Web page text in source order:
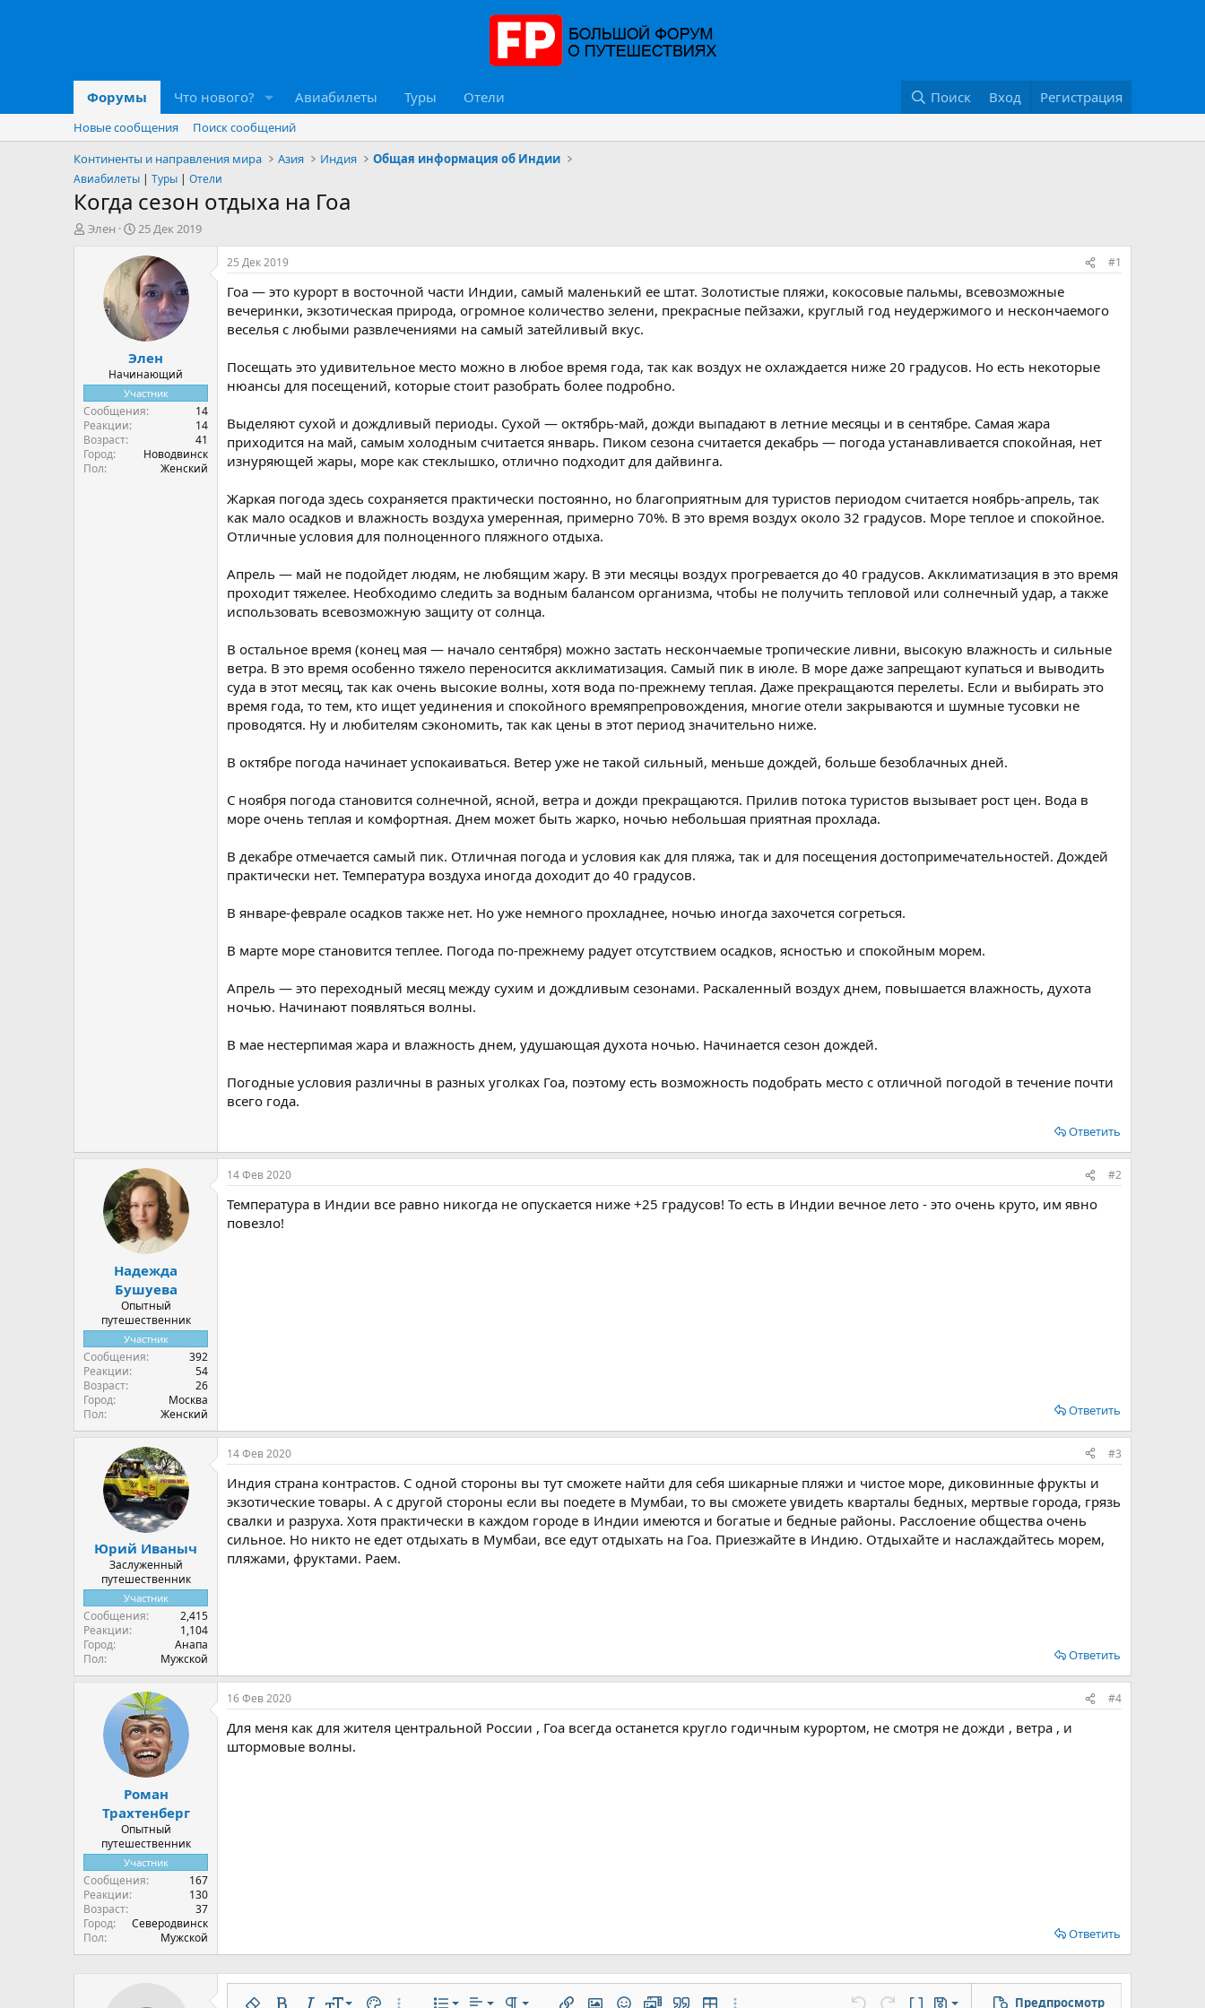
Форумы Что нового? Авиабилеты Туры Отели Поиск Вход Регистрация
Новые сообщения
Поиск сообщений
Континенты и направления мира
Азия Индия Общая информация об Индии
Авиабилеты | Туры | Отели
Когда сезон отдыха на Гоа
А
Элен
Д
т
а
н
а
ч
а
л
а
25 Дек 2019
Элен
Начинающий
Участник
Сообщения
14
Реакции
14
Возраст
41
Город
Новодвинск
Пол
Женский
25 Дек 2019 #1
Гоа — это курорт в восточной части Индии, самый маленький ее штат. Золотистые пляжи, кокосовые пальмы, всевозможные
вечеринки, экзотическая природа, огромное количество зелени, прекрасные пейзажи, круглый год неудержимого и нескончаемого
веселья с любыми развлечениями на самый затейливый вкус.
Посещать это удивительное место можно в любое время года, так как воздух не охлаждается ниже 20 градусов. Но есть некоторые
нюансы для посещений, которые стоит разобрать более подробно.
Выделяют сухой и дождливый периоды. Сухой — октябрь-май, дожди выпадают в летние месяцы и в сентябре. Самая жара
приходится на май, самым холодным считается январь. Пиком сезона считается декабрь — погода устанавливается спокойная, нет
изнуряющей жары, море как стеклышко, отлично подходит для дайвинга.
Жаркая погода здесь сохраняется практически постоянно, но благоприятным для туристов периодом считается ноябрь-апрель, так
как мало осадков и влажность воздуха умеренная, примерно 70%. В это время воздух около 32 градусов. Море теплое и спокойное.
Отличные условия для полноценного пляжного отдыха.
Апрель — май не подойдет людям, не любящим жару. В эти месяцы воздух прогревается до 40 градусов. Акклиматизация в это время
проходит тяжелее. Необходимо следить за водным балансом организма, чтобы не получить тепловой или солнечный удар, а также
использовать всевозможную защиту от солнца.
В остальное время (конец мая — начало сентября) можно застать нескончаемые тропические ливни, высокую влажность и сильные
ветра. В это время особенно тяжело переносится акклиматизация. Самый пик в июле. В море даже запрещают купаться и выводить
суда в этот месяц, так как очень высокие волны, хотя вода по-прежнему теплая. Даже прекращаются перелеты. Если и выбирать это
время года, то тем, кто ищет уединения и спокойного времяпрепровождения, многие отели закрываются и шумные тусовки не
проводятся. Ну и любителям сэкономить, так как цены в этот период значительно ниже.
В октябре погода начинает успокаиваться. Ветер уже не такой сильный, меньше дождей, больше безоблачных дней.
С ноября погода становится солнечной, ясной, ветра и дожди прекращаются. Прилив потока туристов вызывает рост цен. Вода в
море очень теплая и комфортная. Днем может быть жарко, ночью небольшая приятная прохлада.
В декабре отмечается самый пик. Отличная погода и условия как для пляжа, так и для посещения достопримечательностей. Дождей
практически нет. Температура воздуха иногда доходит до 40 градусов.
В январе-феврале осадков также нет. Но уже немного прохладнее, ночью иногда захочется согреться.
В марте море становится теплее. Погода по-прежнему радует отсутствием осадков, ясностью и спокойным морем.
Апрель — это переходный месяц между сухим и дождливым сезонами. Раскаленный воздух днем, повышается влажность, духота
ночью. Начинают появляться волны.
В мае нестерпимая жара и влажность днем, удушающая духота ночью. Начинается сезон дождей.
Погодные условия различны в разных уголках Гоа, поэтому есть возможность подобрать место с отличной погодой в течение почти
всего года.
Ответить
Надежда
Бушуева
Опытный
путешественник
Участник
Сообщения
392
Реакции
54
Возраст
26
Город
Москва
Пол
Женский
14 Фев 2020 #2
Температура в Индии все равно никогда не опускается ниже +25 градусов! То есть в Индии вечное лето - это очень круто, им явно
повезло!
Ответить
Юрий Иваныч
Заслуженный
путешественник
Участник
Сообщения
2,415
Реакции
1,104
Город
Анапа
Пол
Мужской
14 Фев 2020 #3
Индия страна контрастов. С одной стороны вы тут сможете найти для себя шикарные пляжи и чистое море, диковинные фрукты и
экзотические товары. А с другой стороны если вы поедете в Мумбаи, то вы сможете увидеть кварталы бедных, мертвые города, грязь
свалки и разруха. Хотя практически в каждом городе в Индии имеются и богатые и бедные районы. Расслоение общества очень
сильное. Но никто не едет отдыхать в Мумбаи, все едут отдыхать на Гоа. Приезжайте в Индию. Отдыхайте и наслаждайтесь морем,
пляжами, фруктами. Раем.
Ответить
Роман
Трахтенберг
Опытный
путешественник
Участник
Сообщения
167
Реакции
130
Возраст
37
Город
Северодвинск
Пол
Мужской
16 Фев 2020 #4
Для меня как для жителя центральной России , Гоа всегда останется кругло годичным курортом, не смотря не дожди , ветра , и
штормовые волны.
Ответить
Предпросмотр